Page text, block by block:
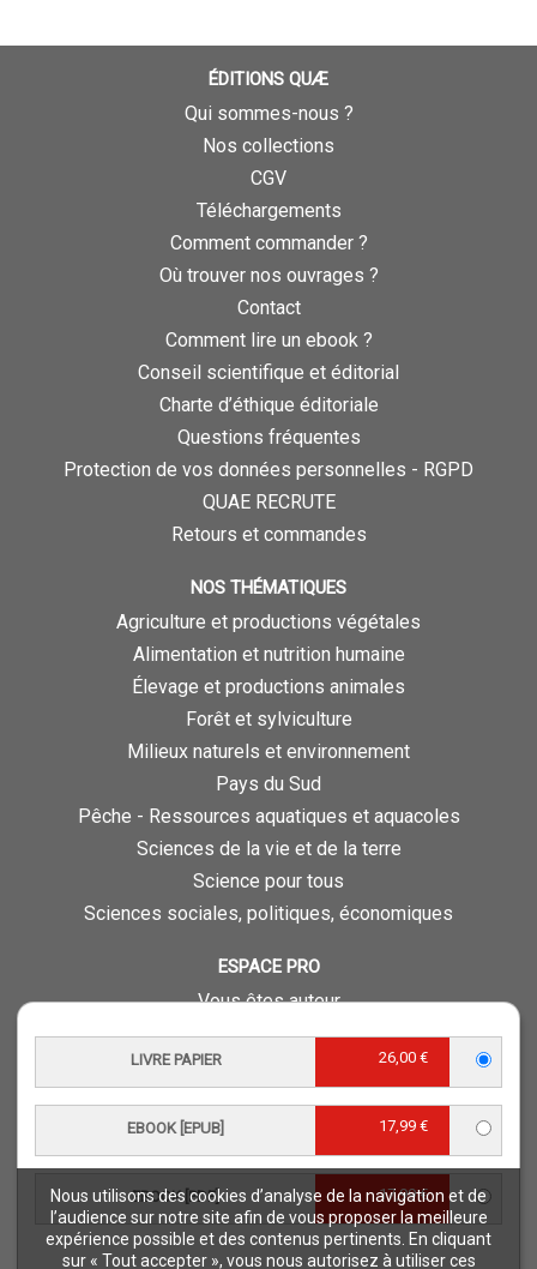
Nous utilisons des cookies d’analyse de la navigation et de
l’audience sur notre site afin de vous proposer la meilleure
expérience possible et des contenus pertinents. En cliquant
sur « Tout accepter », vous nous autorisez à utiliser ces
LIVRE PAPIER 26,00 €
EBOOK [EPUB] 17,99 €
EBOOK [PDF] 17,99 €
ÉDITIONS QUÆ
Qui sommes-nous ?
Nos collections
CGV
Téléchargements
Comment commander ?
Où trouver nos ouvrages ?
Contact
Comment lire un ebook ?
Conseil scientifique et éditorial
Charte d’éthique éditoriale
Questions fréquentes
Protection de vos données personnelles - RGPD
QUAE RECRUTE
Retours et commandes
NOS THÉMATIQUES
Agriculture et productions végétales
Alimentation et nutrition humaine
Élevage et productions animales
Forêt et sylviculture
Milieux naturels et environnement
Pays du Sud
Pêche - Ressources aquatiques et aquacoles
Sciences de la vie et de la terre
Science pour tous
Sciences sociales, politiques, économiques
ESPACE PRO
Vous êtes auteur
Vous êtes journaliste
Vous êtes libraire
Foreign rights
Procédure d'évaluation
NOTRE SITE
Quae © 2018